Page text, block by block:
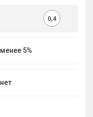
0,4
менее 5%
нет